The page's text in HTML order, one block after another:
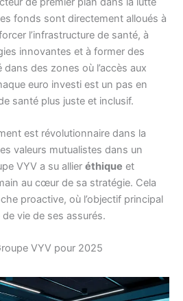
fonds sont directement alloués à
l’infrastructure de santé, à
innovantes et à former des
des zones où l’accès aux
euro investi est un pas en
santé plus juste et inclusif.
est révolutionnaire dans la
valeurs mutualistes dans un
VYV a su allier éthique et
au cœur de sa stratégie. Cela
proactive, où l’objectif principal
de vie de ses assurés.
VYV pour 2025